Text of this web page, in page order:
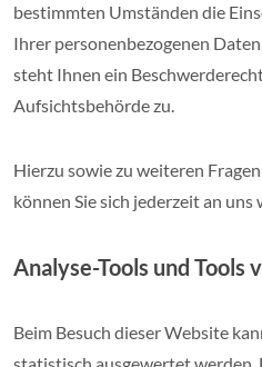
bestimmten Umständen die
Ihrer personenbezogenen
steht Ihnen ein
Aufsichtsbehörde zu.
Hierzu sowie zu weiteren
können Sie sich jederzeit an uns
Analyse-Tools und
Beim Besuch dieser Website